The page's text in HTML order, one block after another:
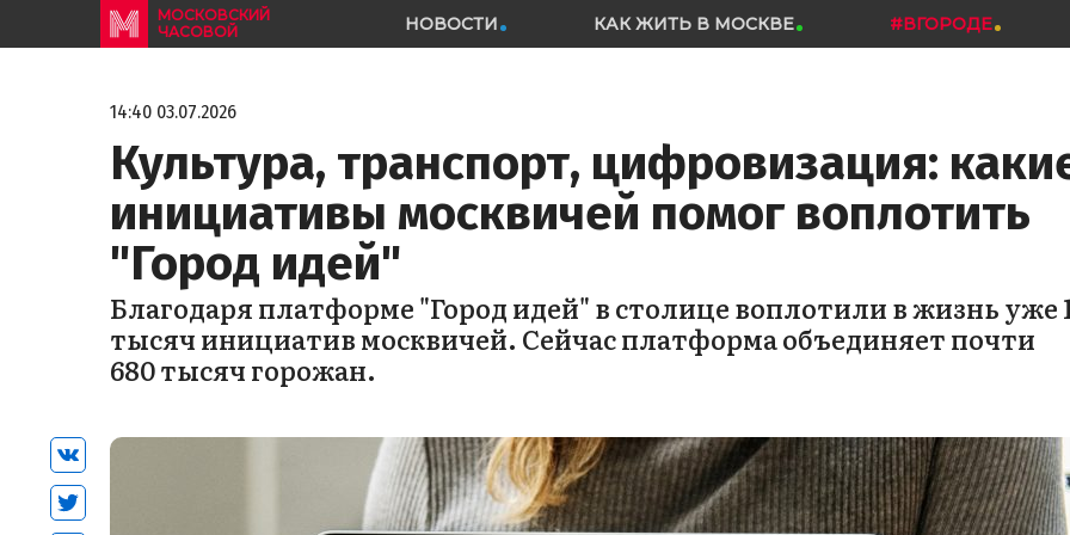
МОСКОВСКИЙ
ЧАСОВОЙ
НОВОСТИ КАК ЖИТЬ В МОСКВЕ #ВГОРОДЕ
14:40 03.07.2026
Культура, транспорт, цифровизация:
инициативы москвичей помог воплотить
"Город идей"
Благодаря платформе "Город идей" в столице воплотили в жизнь уже
тысяч инициатив москвичей. Сейчас платформа объединяет почти
680 тысяч горожан.